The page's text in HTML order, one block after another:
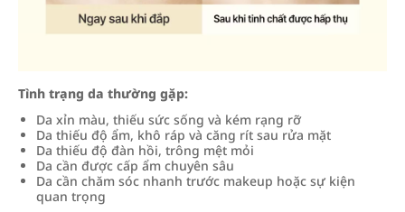
Tình trạng da thường gặp:
Da xỉn màu, thiếu sức sống và kém rạng rỡ
Da thiếu độ ẩm, khô ráp và căng rít sau rửa mặt
Da thiếu độ đàn hồi, trông mệt mỏi
Da cần được cấp ẩm chuyên sâu
Da cần chăm sóc nhanh trước makeup hoặc sự kiện
quan trọng